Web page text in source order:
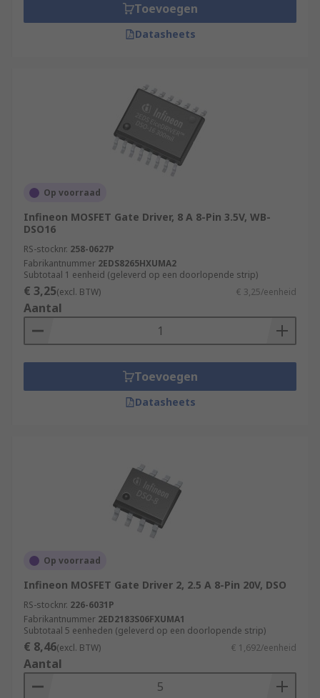
Toevoegen
Datasheets
Op voorraad
Infineon MOSFET Gate Driver, 8 A 8-Pin 3.5V, WB-
DSO16
RS-stocknr. 258-0627P
Fabrikantnummer 2EDS8265HXUMA2
Subtotaal 1 eenheid (geleverd op een doorlopende strip)
€ 3,25(excl. BTW) € 3,25/eenheid
Aantal
Toevoegen
Datasheets
Op voorraad
Infineon MOSFET Gate Driver 2, 2.5 A 8-Pin 20V, DSO
RS-stocknr. 226-6031P
Fabrikantnummer 2ED2183S06FXUMA1
Subtotaal 5 eenheden (geleverd op een doorlopende strip)
€ 8,46(excl. BTW) € 1,692/eenheid
Aantal